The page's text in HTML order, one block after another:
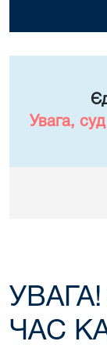
Увага,
ЧАС